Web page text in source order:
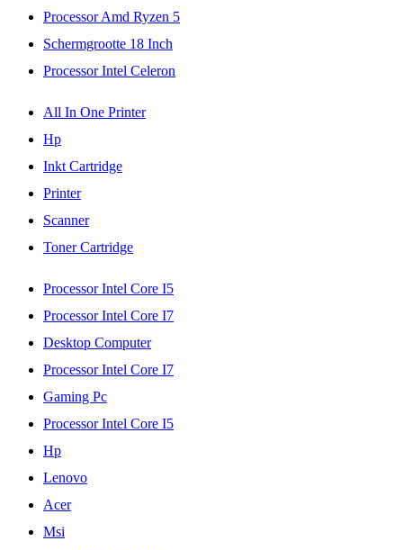
Processor Amd Ryzen 5
Schermgrootte 18 Inch
Processor Intel Celeron
All In One Printer
Hp
Inkt Cartridge
Printer
Scanner
Toner Cartridge
Processor Intel Core I5
Processor Intel Core I7
Desktop Computer
Processor Intel Core I7
Gaming Pc
Processor Intel Core I5
Hp
Lenovo
Acer
Msi